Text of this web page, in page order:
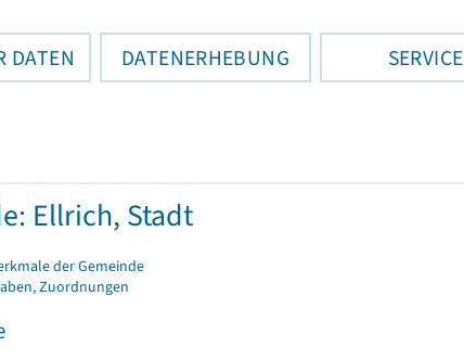
DATEN DATENERHEBUNG SERVICE
Ellrich, Stadt
der Gemeinde
Zuordnungen